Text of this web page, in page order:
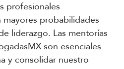
profesionales
mayores probabilidades
liderazgo. Las mentorías
son esenciales
y consolidar nuestro